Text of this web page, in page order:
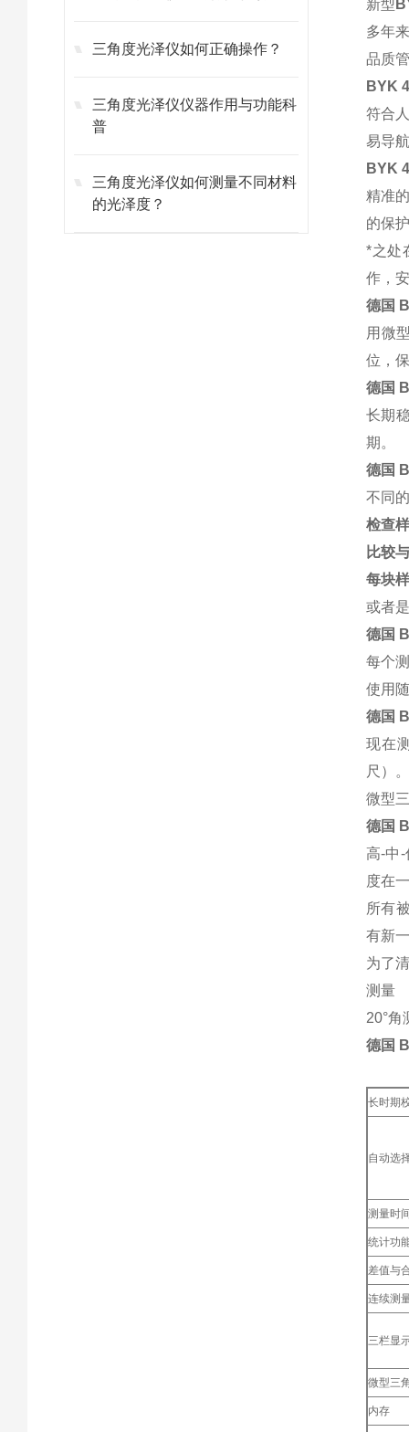
三角度光泽仪如何正确操作？
三角度光泽仪仪器作用与功能科
普
三角度光泽仪如何测量不同材料
的光泽度？
新型
多年
品质
BYK
符合
易导
BYK
精准
的保
*之处
作，
德国
用微
位，
德国
长期
期。
德国
不同
检查
比较
每块
或者
德国
每个
使用
德国
现在
尺）
微型
德国
高-中-
度在
所有
有新
为了
测量
20°角
德国
长时期
自动选
测量时
统计功
差值与
连续测
三栏显
微型三
内存